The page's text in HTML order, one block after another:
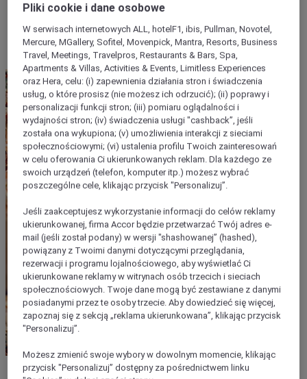
Strona główna
Wszystkie oferty
Odkryj Europejskie jarmarki bożonarodzeniowe
Pliki cookie i dane osobowe
W serwisach internetowych ALL, hotelF1, ibis, Pullman, Novotel,
Mercure, MGallery, Sofitel, Movenpick, Mantra, Resorts, Business
Travel, Meetings, Travelpros, Restaurants & Bars, Spa,
Apartments & Villas, Activities & Events, Limitless Experiences
oraz Hera, celu: (i) zapewnienia działania stron i świadczenia
usług, o które prosisz (nie możesz ich odrzucić); (ii) poprawy i
personalizacji funkcji stron; (iii) pomiaru oglądalności i
wydajności stron; (iv) świadczenia usługi "cashback”, jeśli
została ona wykupiona; (v) umożliwienia interakcji z sieciami
społecznościowymi; (vi) ustalenia profilu Twoich zainteresowań
w celu oferowania Ci ukierunkowanych reklam. Dla każdego ze
swoich urządzeń (telefon, komputer itp.) możesz wybrać
poszczególne cele, klikając przycisk "Personalizuj”.
Jeśli zaakceptujesz wykorzystanie informacji do celów reklamy
ukierunkowanej, firma Accor będzie przetwarzać Twój adres e-
mail (jeśli został podany) w wersji "shashowanej” (hashed),
powiązany z Twoimi danymi dotyczącymi przeglądania,
rezerwacji i programu lojalnościowego, aby wyświetlać Ci
ukierunkowane reklamy w witrynach osób trzecich i sieciach
społecznościowych. Twoje dane mogą być zestawiane z danymi
posiadanymi przez te osoby trzecie. Aby dowiedzieć się więcej,
zapoznaj się z sekcją „reklama ukierunkowana”, klikając przycisk
"Personalizuj”.
Możesz zmienić swoje wybory w dowolnym momencie, klikając
przycisk "Personalizuj” dostępny za pośrednictwem linku